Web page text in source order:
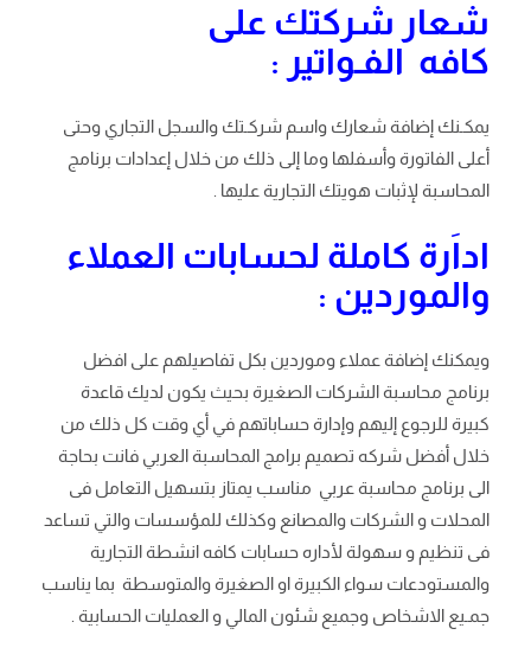
شعار شركتك على
كافه الفـواتير :
يمكـنك إضافة شعارك واسم شركـتك والسجل التجاري وحتى
أعلى الفاتورة وأسفلها وما إلى ذلك من خلال إعدادات برنامج
المحاسبة لإثبات هويتك التجارية عليها .
اداَرة كاملة لحسابات العملاء
والموردين :
ويمكنك إضافة عملاء وموردين بكل تفاصيلهم على افضل
برنامج محاسبة الشركات الصغيرة بحيث يكون لديك قاعدة
كبيرة للرجوع إليهم وإدارة حساباتهم في أي وقت كل ذلك من
خلال أفضل شركه تصميم برامج المحاسبة العربي فانت بحاجة
الى برنامج محاسبة عربي مناسب يمتاز بتسهيل التعامل فى
المحلات و الشركات والمصانع وكذلك للمؤسسات والتي تساعد
فى تنظيم و سهولة لأداره حسابات كافه انشطة التجارية
والمستودعات سواء الكبيرة او الصغيرة والمتوسطة بما يناسب
جمـيع الاشخاص وجميع شئون المالي و العمليات الحسابية .